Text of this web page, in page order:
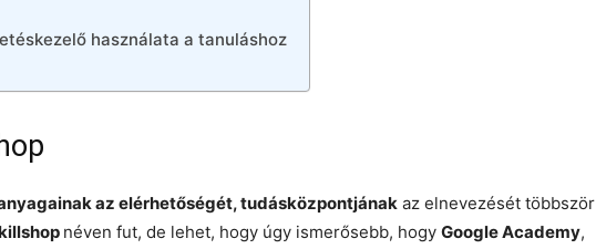
használata a tanuláshoz
az elérhetőségét, tudásközpontjának az elnevezését többször
néven fut, de lehet, hogy úgy ismerősebb, hogy Google Academy,